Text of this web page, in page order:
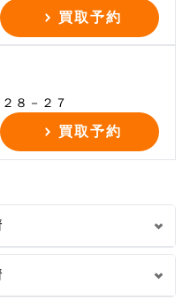
買取予約
８－２７
買取予約